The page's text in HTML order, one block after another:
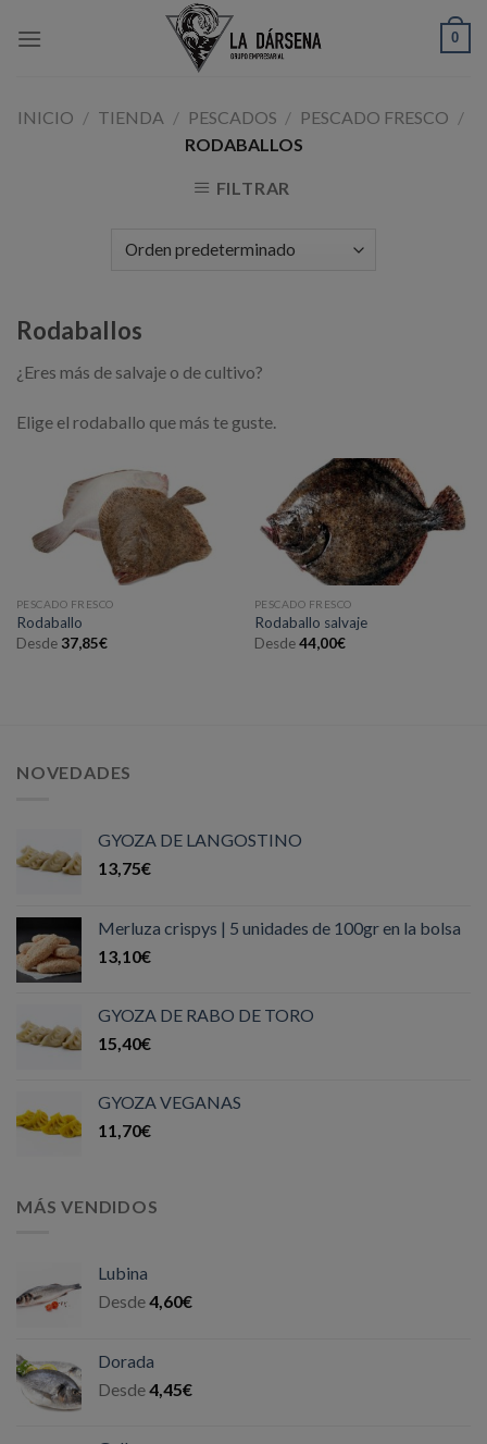
0
INICIO / TIENDA / PESCADOS / PESCADO FRESCO /
RODABALLOS
FILTRAR
Rodaballos
¿Eres más de salvaje o de cultivo?
Elige el rodaballo que más te guste.
PESCADO FRESCO
Rodaballo
Desde 37,85€
PESCADO FRESCO
Rodaballo salvaje
Desde 44,00€
NOVEDADES
GYOZA DE LANGOSTINO
13,75€
Merluza crispys | 5 unidades de 100gr en la bolsa
13,10€
GYOZA DE RABO DE TORO
15,40€
GYOZA VEGANAS
11,70€
MÁS VENDIDOS
Lubina
Desde4,60€
Dorada
Desde4,45€